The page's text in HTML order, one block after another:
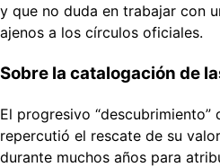
y que no duda en trabajar con
ajenos a los círculos oficiales.
Sobre la catalogación de
El progresivo “descubrimiento”
repercutió el rescate de su
durante muchos años para